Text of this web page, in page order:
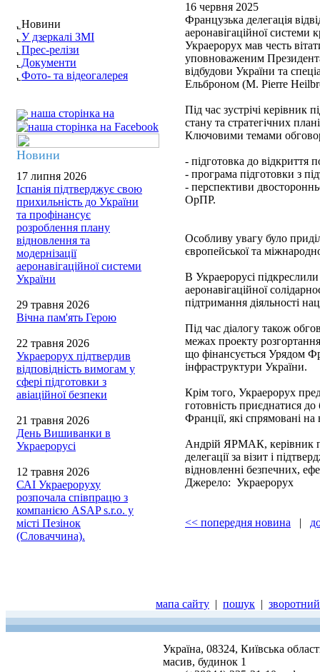
Новини
У дзеркалі ЗМІ
Прес-релізи
Документи
Фото- та відеогалерея
наша сторінка на
Новини
17 липня 2026
Іспанія підтверджує свою
прихильність до України
та профінансує
розроблення плану
відновлення та
модернізації
аеронавігаційної системи
України
29 травня 2026
Вічна пам'ять Герою
22 травня 2026
Украерорух підтвердив
відповідність вимогам у
сфері підготовки з
авіаційної безпеки
21 травня 2026
День Вишиванки в
Украерорусі
12 травня 2026
САІ Украероруху
розпочала співпрацю з
компанією ASAP s.r.o. у
місті Пезінок
(Словаччина).
16 червня 2025
Французька делегація
аеронавігаційної системи
Украерорух мав честь
уповноваженим
відбудови України та
Ельброном (M. Pierre
Під час зустрічі
стану та стратегічних
Ключовими темами
- підготовка до відкриття
- програма підготовки з
- перспективи
ОрПР.
Особливу увагу було
європейської та
В Украерорусі
аеронавігаційної
підтримання діяльності
Під час діалогу також
межах проекту
що фінансується Урядом
інфраструктури України.
Крім того, Украерорух
готовність приєднатися
Франції, які спрямовані
Андрій ЯРМАК, керівник
делегації за візит і
відновленні безпечних,
Джерело: Украерорух
<< попередня новина |
мапа сайту | пошук |
Україна, 08324, Київська
масив, будинок 1